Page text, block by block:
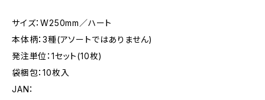
サイズ：W250mm／ハート
本体柄：3種(アソートではありません)
発注単位：1セット(10枚)
袋梱包：10枚入
JAN：